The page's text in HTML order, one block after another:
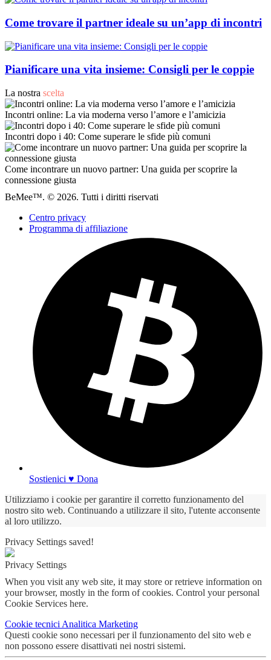
Come trovare il partner ideale su un’app di incontri
Pianificare una vita insieme: Consigli per le coppie
La nostra scelta
Incontri online: La via moderna verso l’amore e l’amicizia
Incontri dopo i 40: Come superare le sfide più comuni
Come incontrare un nuovo partner: Una guida per scoprire la
connessione giusta
BeMee™. © 2026. Tutti i diritti riservati
Centro privacy
Programma di affiliazione
Sostienici ♥ Dona
Utilizziamo i cookie per garantire il corretto funzionamento del
nostro sito web. Continuando a utilizzare il sito, l'utente acconsente
al loro utilizzo.
Privacy Settings saved!
Privacy Settings
When you visit any web site, it may store or retrieve information on
your browser, mostly in the form of cookies. Control your personal
Cookie Services here.
Cookie tecnici Analitica Marketing
Questi cookie sono necessari per il funzionamento del sito web e
non possono essere disattivati nei nostri sistemi.